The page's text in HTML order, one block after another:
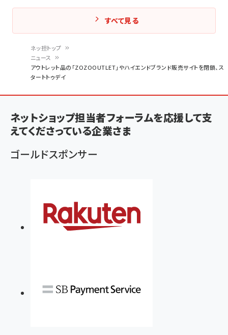
く
ず
ネッ担トップ
ニュース
アウトレット品の「ZOZOOUTLET」やハイエンドブランド販売サイトを閉鎖、ス
タートトゥデイ
すべて見る
ネットショップ担当者フォーラムを応援して支
えてくださっている企業さま
ゴールドスポンサー